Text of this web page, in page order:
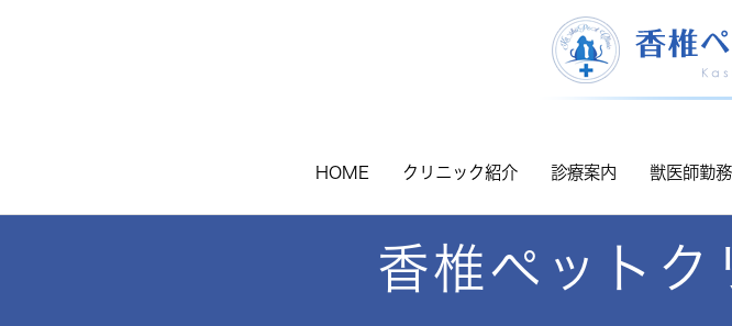
HOME クリニック紹介 診療案内 獣医師勤
香椎ペット